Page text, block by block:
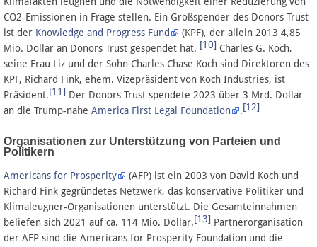
CO2-Emissionen in Frage stellen. Ein Großspender des Donors Trust
ist der Knowledge and Progress Fund
(KPF), der allein 2013 4,85
Mio. Dollar an Donors Trust gespendet hat. [10] Charles G. Koch,
seine Frau Liz und der Sohn Charles Chase Koch sind Direktoren des
KPF, Richard Fink, ehem. Vizepräsident von Koch Industries, ist
Präsident.[11] Der Donors Trust spendete 2023 über 3 Mrd. Dollar
an die Trump-nahe America First Legal Foundation .[12]
Organisationen zur Unterstützung von Parteien und
Politikern
Americans for Prosperity
(AFP) ist ein 2003 von David Koch und
Richard Fink gegründetes Netzwerk, das konservative Politiker und
Klimaleugner-Organisationen unterstützt. Die Gesamteinnahmen
beliefen sich 2021 auf ca. 114 Mio. Dollar.[13] Partnerorganisation
der AFP sind die Americans for Prosperity Foundation und die